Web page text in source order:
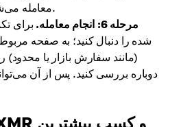
معامله می‌شوند، نقدشونده‌ترین هستند.
مرحله 6: انجام معامله.
برای
شده را دنبال کنید؛ به صفحه
(مانند سفارش بازار یا محدود)
دوباره بررسی کنید. پس از آن